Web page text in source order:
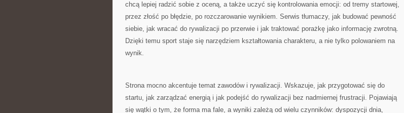
chcą lepiej radzić sobie z oceną, a także uczyć się kontrolowania emocji: od tremy startowej,
przez złość po błędzie, po rozczarowanie wynikiem. Serwis tłumaczy, jak budować pewność
siebie, jak wracać do rywalizacji po przerwie i jak traktować porażkę jako informację zwrotną.
Dzięki temu sport staje się narzędziem kształtowania charakteru, a nie tylko polowaniem na
wynik.
Strona mocno akcentuje temat zawodów i rywalizacji. Wskazuje, jak przygotować się do
startu, jak zarządzać energią i jak podejść do rywalizacji bez nadmiernej frustracji. Pojawiają
się wątki o tym, że forma ma fale, a wyniki zależą od wielu czynników: dyspozycji dnia,